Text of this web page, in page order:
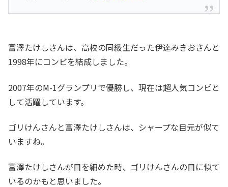
富澤たけしさんは、高校の同級生だった伊達みきおさんと
1998年にコンビを結成しました。
2007年のM-1グランプリで優勝し、現在は超人気コンビと
して活躍しています。
ゴリけんさんと富澤たけしさんは、シャープな目元が似て
いますね。
富澤たけしさんが目を細めた時、ゴリけんさんの目に似て
いるのかもと思いました。